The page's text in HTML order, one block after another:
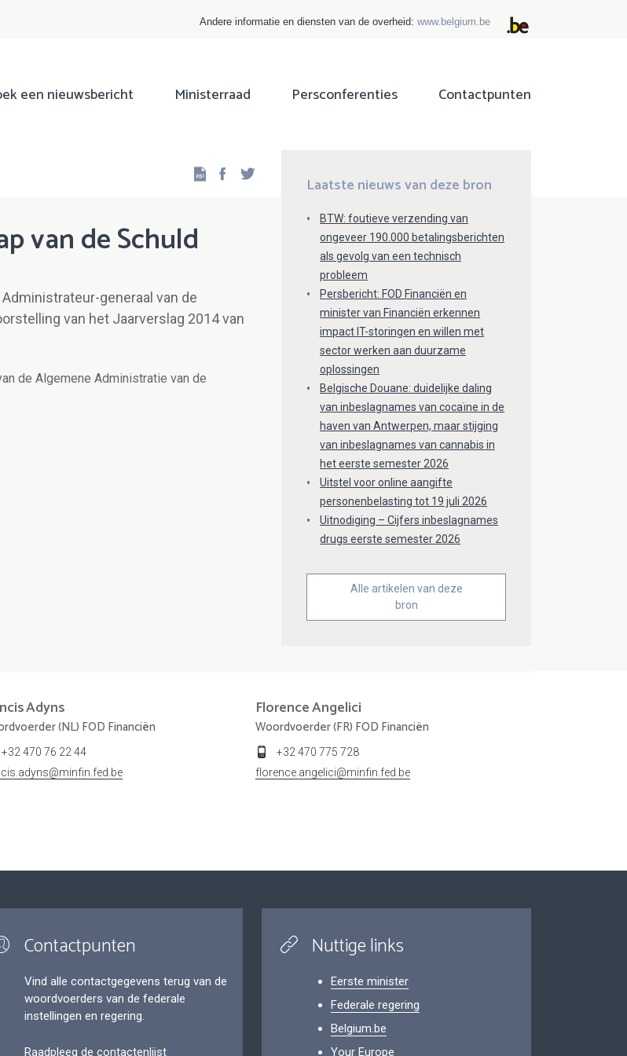
Andere informatie en diensten van de overheid: www.belgium.be
een nieuwsbericht Ministerraad Persconferenties Contactpunten
Facebook
van de Schuld
generaal van de
van het Jaarverslag 2014 van
de Algemene Administratie van de
Laatste nieuws van deze bron
BTW: foutieve verzending van
ongeveer 190.000 betalingsberichten
als gevolg van een technisch
probleem
Persbericht: FOD Financiën en
minister van Financiën erkennen
impact IT-storingen en willen met
sector werken aan duurzame
oplossingen
Belgische Douane: duidelijke daling
van inbeslagnames van cocaïne in de
haven van Antwerpen, maar stijging
van inbeslagnames van cannabis in
het eerste semester 2026
Uitstel voor online aangifte
personenbelasting tot 19 juli 2026
Uitnodiging – Cijfers inbeslagnames
drugs eerste semester 2026
Alle artikelen van deze
bron
Adyns
(NL) FOD Financiën
+32 470 76 22 44
FlorenceAngelici
Woordvoerder (FR) FOD Financiën
+32 470 775 728
florence.angelici@minfin.fed.be
Contactpunten
Vind alle contactgegevens terug van de
woordvoerders van de federale
instellingen en regering.
Raadpleeg de contactenlijst
Nuttige links
Eerste minister
Federale regering
Belgium.be
Your Europe